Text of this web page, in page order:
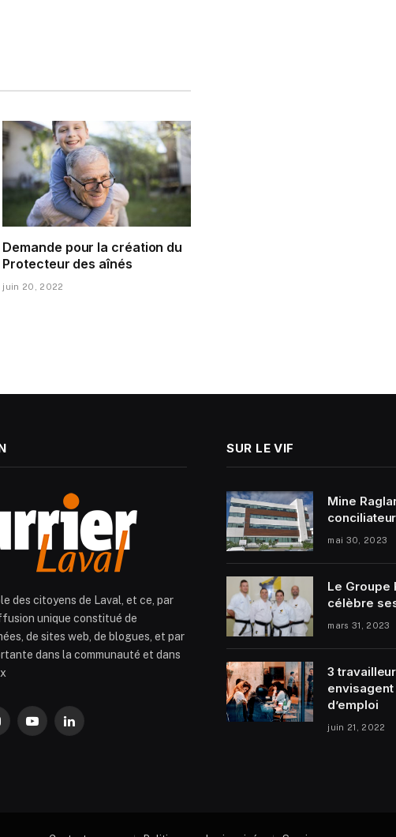
Demande pour la création du
Protecteur des aînés
juin 20, 2022
des citoyens de Laval, et ce, par
unique constitué de
de sites web, de blogues, et par
dans la communauté et dans
YouTubeLinkedIn
SUR LE VIF
Mine
mai 30, 2023
Le Groupe
célèbre
mars 31, 2023
3
d’emploi
juin 21, 2022